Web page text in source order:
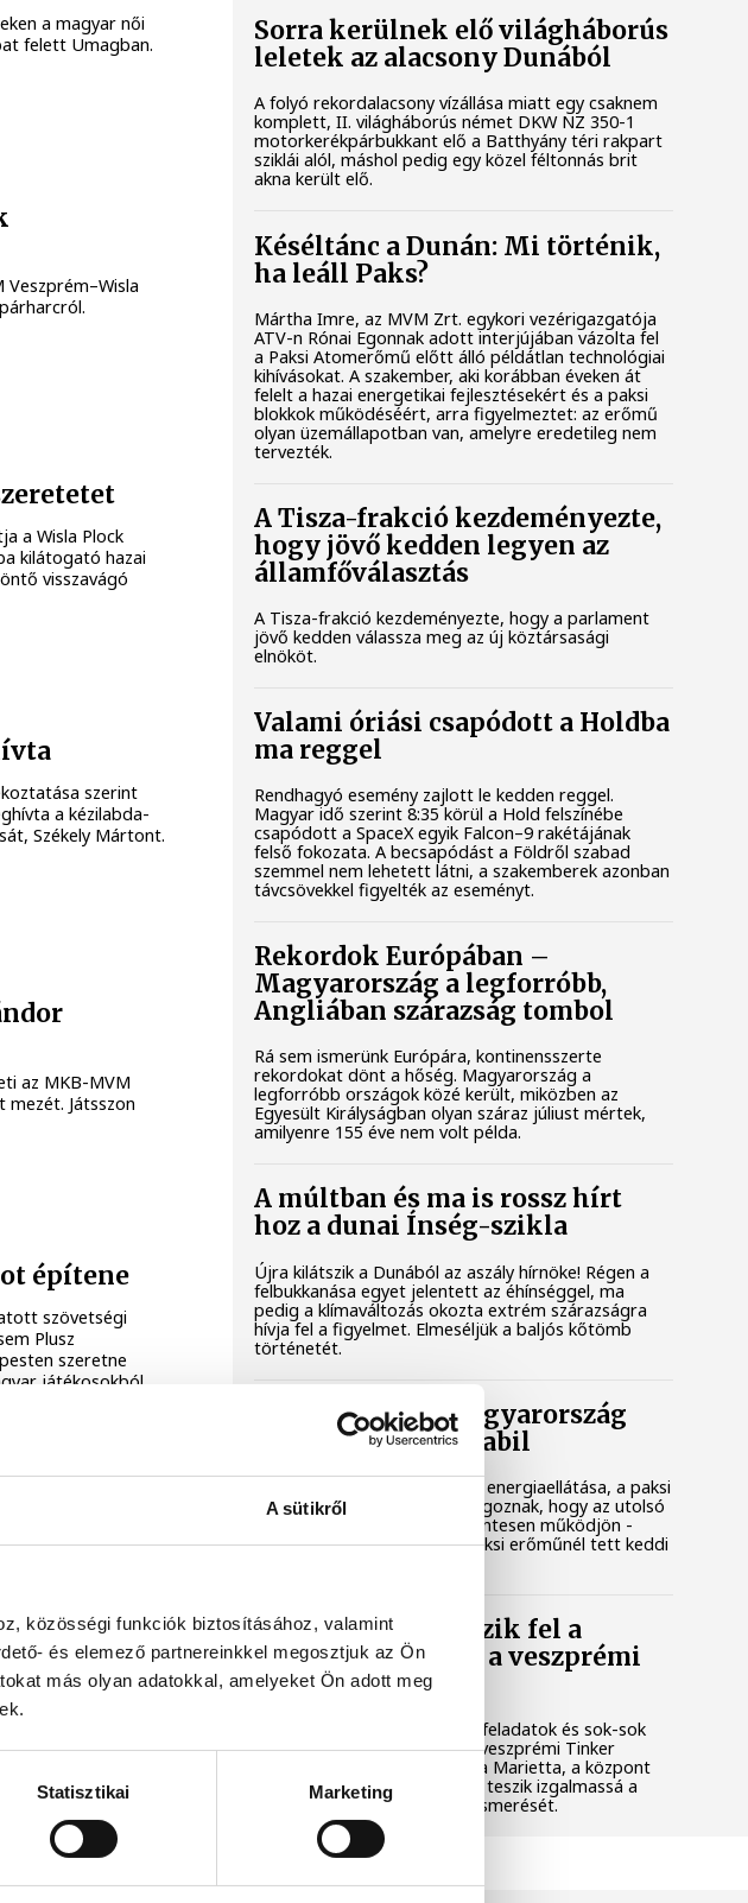
A sütikről
közösségi funkciók biztosításához, valamint
és elemező partnereinkkel megosztjuk az Ön
más olyan adatokkal, amelyeket Ön adott meg
Statisztikai Marketing
a magyar női
felett Umagban.
a Wisla Plock
kilátogató hazai
visszavágó
szerint
a kézilabda-
Székely Mártont.
az MKB-MVM
mezét. Játsszon
építene
szövetségi
Plusz
szeretne
játékosokból
Sorra kerülnek elő világháborús
leletek az alacsony Dunából
A folyó rekordalacsony vízállása miatt egy csaknem
komplett, II. világháborús német DKW NZ 350-1
motorkerékpárbukkant elő a Batthyány téri rakpart
sziklái alól, máshol pedig egy közel féltonnás brit
akna került elő.
Késéltánc a Dunán: Mi történik,
ha leáll Paks?
Mártha Imre, az MVM Zrt. egykori vezérigazgatója
ATV-n Rónai Egonnak adott interjújában vázolta fel
a Paksi Atomerőmű előtt álló példátlan technológiai
kihívásokat. A szakember, aki korábban éveken át
felelt a hazai energetikai fejlesztésekért és a paksi
blokkok működéséért, arra figyelmeztet: az erőmű
olyan üzemállapotban van, amelyre eredetileg nem
tervezték.
A Tisza-frakció kezdeményezte,
hogy jövő kedden legyen az
államfőválasztás
A Tisza-frakció kezdeményezte, hogy a parlament
jövő kedden válassza meg az új köztársasági
elnököt.
Valami óriási csapódott a Holdba
ma reggel
Rendhagyó esemény zajlott le kedden reggel.
Magyar idő szerint 8:35 körül a Hold felszínébe
csapódott a SpaceX egyik Falcon–9 rakétájának
felső fokozata. A becsapódást a Földről szabad
szemmel nem lehetett látni, a szakemberek azonban
távcsövekkel figyelték az eseményt.
Rekordok Európában –
Magyarország a legforróbb,
Angliában szárazság tombol
Rá sem ismerünk Európára, kontinensszerte
rekordokat dönt a hőség. Magyarország a
legforróbb országok közé került, miközben az
Egyesült Királyságban olyan száraz júliust mértek,
amilyenre 155 éve nem volt példa.
A múltban és ma is rossz hírt
hoz a dunai Ínség-szikla
Újra kilátszik a Dunából az aszály hírnöke! Régen a
felbukkanása egyet jelentett az éhínséggel, ma
pedig a klímaváltozás okozta extrém szárazságra
hívja fel a figyelmet. Elmeséljük a baljós kőtömb
történetét.
Magyar Péter: Magyarország
energiaellátása stabil
Jelenleg stabil Magyarország energiaellátása, a paksi
erőmű munkatársai azon dolgoznak, hogy az utolsó
még termelő turbina hibamentesen működjön -
közölte a miniszterelnök a paksi erőműnél tett keddi
Játék közben fedezik fel a
tudomány világát a veszprémi
gyerekek
Látványos kísérletek, kreatív feladatok és sok-sok
élmény várja a gyerekeket a veszprémi Tinker
Labsben. Videónkban Balassa Marietta, a központ
vezetője mutatja be, hogyan teszik izgalmassá a
természettudományok megismerését.